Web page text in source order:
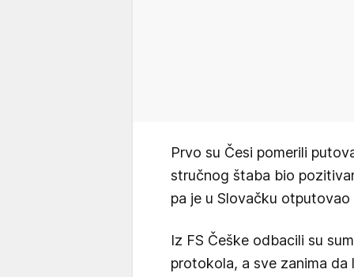
Prvo su Česi pomerili
stručnog štaba bio
pa je u Slovačku otputovao
Iz FS Češke odbacili su
protokola, a sve zanima